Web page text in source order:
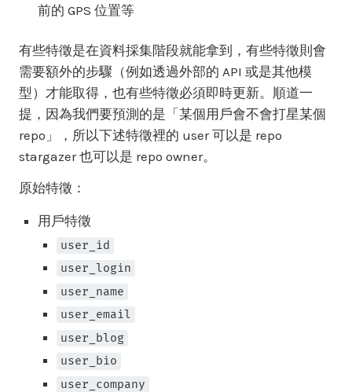
前的 GPS 位置等
有些特徵是在資料採集階段就能拿到，有些特徵則會
需要額外的步驟（例如透過外部的 API 或是其他模
型）才能取得，也有些特徵必須即時更新。順道一
提，因為我們要預測的是「某個用戶會不會打星某個
repo」，所以下述特徵裡的 user 可以是 repo
stargazer 也可以是 repo owner。
原始特徵：
用戶特徵
user_id
user_login
user_name
user_email
user_blog
user_bio
user_company